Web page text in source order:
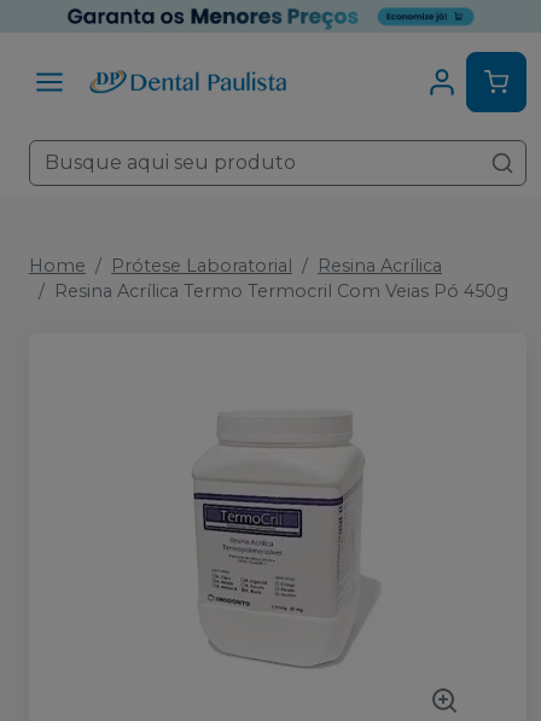
Home Prótese Laboratorial
Resina Acrílica
Resina Acrílica Termo Termocril Com Veias Pó 450g